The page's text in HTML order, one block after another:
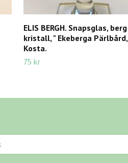
ELIS BERGH. Snapsglas, berg
kristall, " Ekeberga Pärlbård,
Kosta.
75 kr